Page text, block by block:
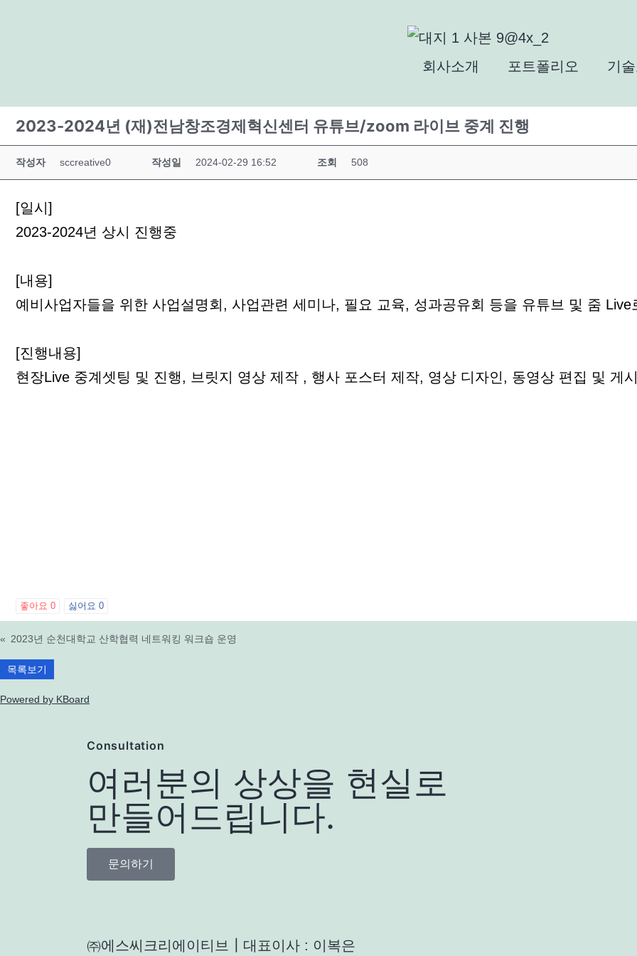
회사소개 포트폴리오 기
2023-2024년 (재)전남창조경제혁신센터 유튜브/zoom 라이브 중계 진행
작성자 sccreative0 작성일 2024-02-29 16:52 조회 508
[일시]
2023-2024년 상시 진행중
[내용]
예비사업자들을 위한 사업설명회, 사업관련 세미나, 필요 교육, 성과공유회 등을 유튜브 및 줌 Live
[진행내용]
현장Live 중계셋팅 및 진행, 브릿지 영상 제작 , 행사 포스터 제작, 영상 디자인, 동영상 편집 및 게
좋아요 0 싫어요 0
« 2023년 순천대학교 산학협력 네트워킹 워크숍 운영
목록보기
Powered by KBoard
Consultation
여러분의 상상을 현실로
만들어드립니다.
문의하기
㈜에스씨크리에이티브┃대표이사 : 이복은